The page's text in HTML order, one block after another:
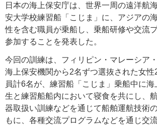
日本の海上保安庁は、世界一周の遠洋航
安大学校練習船「こじま」に、アジアの
性を含む職員が乗船し、乗船研修や交流
参加することを発表した。
今回の訓練は、フィリピン・マレーシア
海上保安機関から2名ずつ選抜された女
員計6名が、練習船「こじま」乗船中に
生と練習船船内において寝食を共にし、
器取扱い訓練などを通じて船舶運航技術
もに、各種交流プログラムなどを通じ交